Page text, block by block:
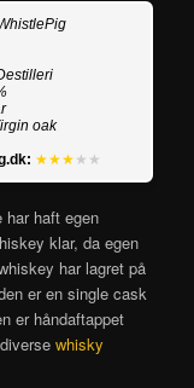
oak
★★★ ★★
har haft egen
klar, da egen
har lagret på
er en single cask
er håndaftappet
whisky